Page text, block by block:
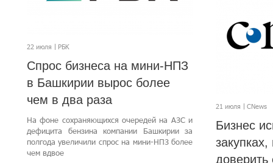
22 июля РБК
Спрос бизнеса на мини-НПЗ
в Башкирии вырос более
чем в два раза
На фоне сохраняющихся очередей на АЗС и
дефицита бензина компании Башкирии за
полгода увеличили спрос на мини-НПЗ более
чем вдвое
21 июля CNews
Бизнес
закупках,